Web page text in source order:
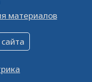
61061
материалов